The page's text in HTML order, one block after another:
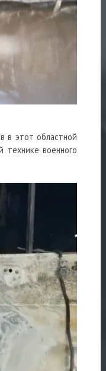
в этот областной
военного